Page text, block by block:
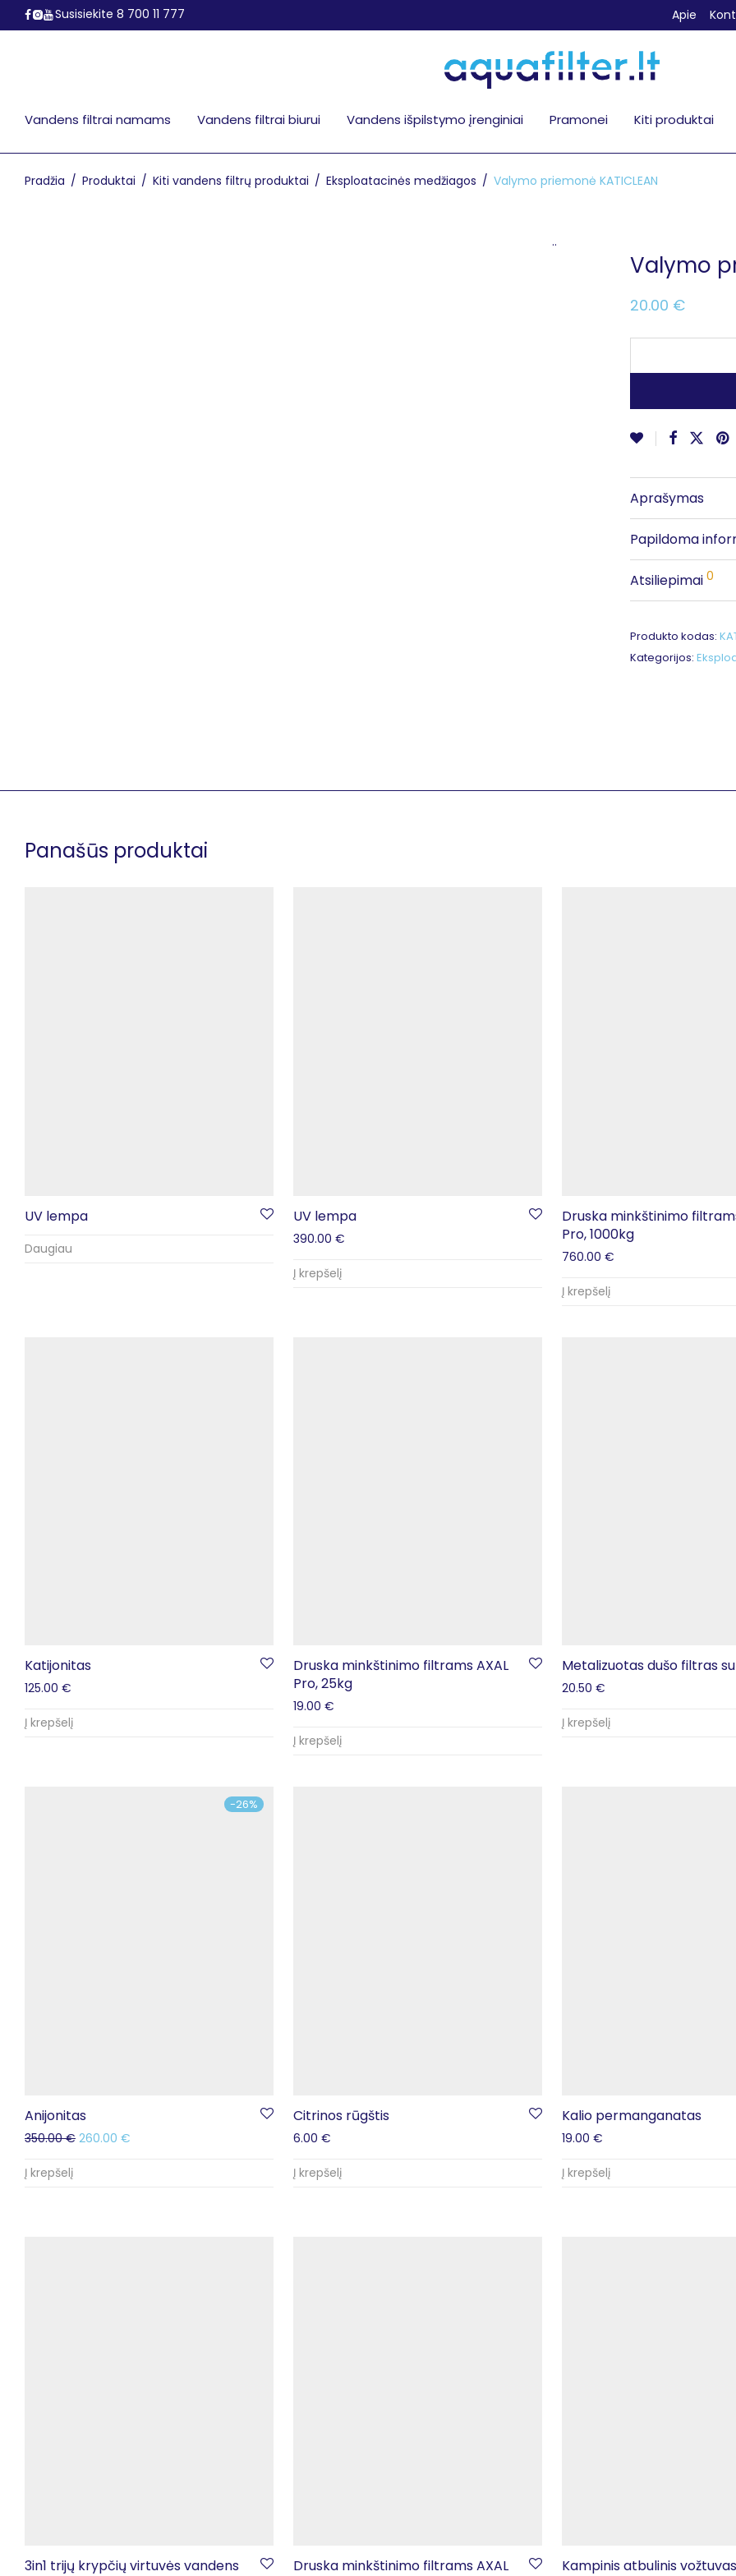
Susisiekite 8 700 11 777 Apie
Vandens filtrai namams Vandens filtrai biurui Vandens išpilstymo įrenginiai Pramonei Kiti produktai
Pradžia / Produktai / Kiti vandens filtrų produktai / Eksploatacinės medžiagos / Valymo priemonė KATICLEAN
..
Valymo
20.00 €
Aprašymas
Papildoma
Atsiliepimai 0
Produkto kodas:
Kategorijos:
Panašūs produktai
UV lempa
Daugiau
UV lempa
390.00 €
Į krepšelį
Druska minkštinimo
Pro, 1000kg
760.00 €
Į krepšelį
Katijonitas
125.00 €
Į krepšelį
Druska minkštinimo filtrams AXAL
Pro, 25kg
19.00 €
Į krepšelį
Metalizuotas dušo filtras
20.50 €
Į krepšelį
-26%
Anijonitas
350.00€ 260.00 €
Į krepšelį
Citrinos rūgštis
6.00 €
Į krepšelį
Kalio permanganatas
19.00 €
Į krepšelį
3in1 trijų krypčių virtuvės vandens
Druska minkštinimo filtrams AXAL
Kampinis atbulinis